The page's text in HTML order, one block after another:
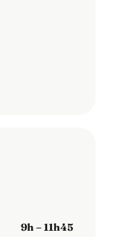
9h – 11h45